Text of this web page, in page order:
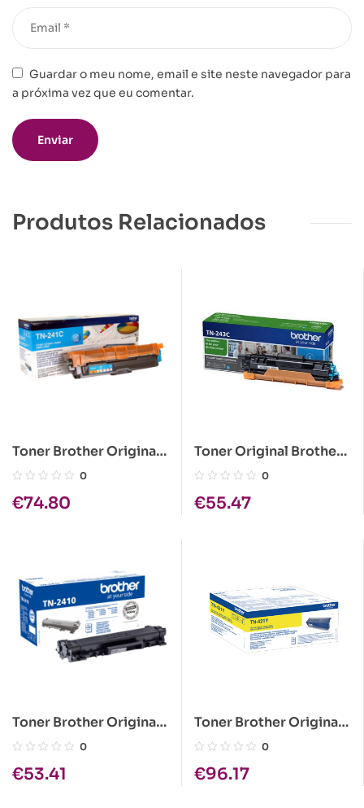
Guardar o meu nome, email e site neste navegador para
a próxima vez que eu comentar.
Produtos Relacionados
Toner Brother Original
TN-241 C Azul
0
€74.80
Toner Original Brother
TN243 Azul
0
€55.47
Toner Brother Original
TN-2410
0
€53.41
Toner Brother Original
TN-421Y Amarelo
0
€96.17